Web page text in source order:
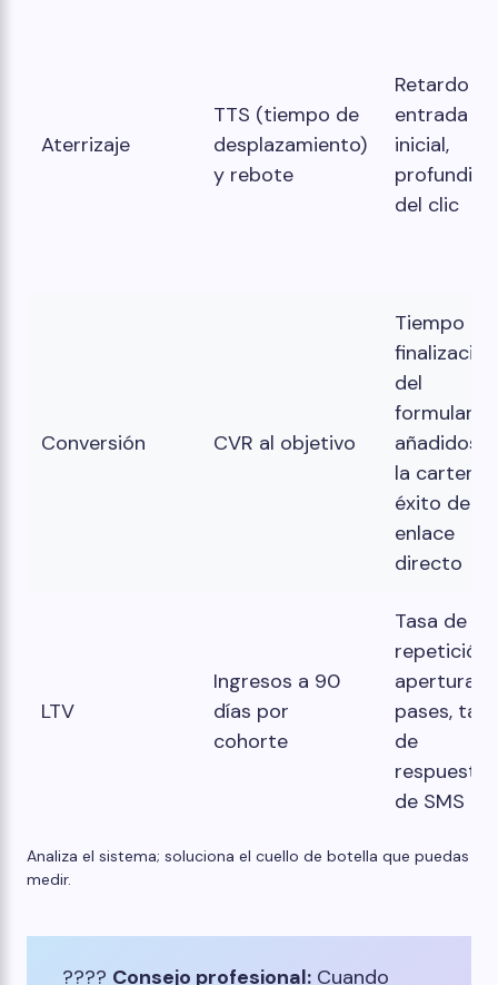
Aterrizaje
TTS (tiempo de
desplazamiento)
y rebote
Retardo de
entrada
inicial,
del clic
Conversión CVR al objetivo
Tiempo de
finalización
del
formulario,
añadidos a
la cartera,
éxito del
enlace
directo
LTV
Ingresos a 90
días por
cohorte
Tasa de
repetición,
apertura
pases, tasa
de
respuesta
de SMS
Analiza el sistema; soluciona el cuello de botella que puedas
medir.
???? Consejo profesional: Cuando